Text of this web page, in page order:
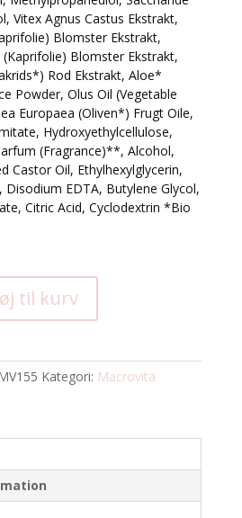
Vitex Agnus Castus Ekstrakt,
Blomster Ekstrakt,
Blomster Ekstrakt,
Rod Ekstrakt, Aloe*
Powder, Olus Oil (Vegetable
Europaea (Oliven*) Frugt Oile,
Hydroxyethylcellulose,
(Fragrance)**, Alcohol,
Castor Oil, Ethylhexylglycerin,
Disodium EDTA, Butylene Glycol,
Citric Acid, Cyclodextrin *Βio
til kurv
Kategori: Macrovita